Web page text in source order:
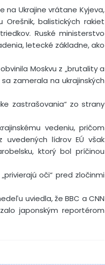
na Ukrajine vrátane Kyjeva,
balistických rakiet
Ruské ministerstvo
letecké základne, ako
Moskvu z „brutality a
zamerala na ukrajinských
zastrašovania“ zo strany
vedeniu, pričom
uvedených lídrov EÚ však
ktorý bol príčinou
oči“ pred zločinmi
uviedla, že BBC a CNN
japonským reportérom